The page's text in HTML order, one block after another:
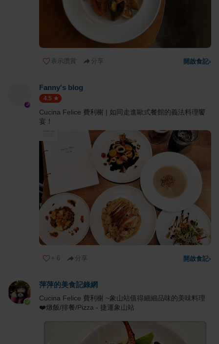
表示讚賞 分享 開啟食記›
Fanny's blog
4.5
Cucina Felice 費利榭 | 如同走進歐式餐館的義法料理饗
宴！
+ 6 分享 開啟食記›
萍萍的美食記錄網
Cucina Felice 費利榭 ~象山站值得細細品味的美味料理
❤️燉飯/排餐/Pizza - 捷運象山站